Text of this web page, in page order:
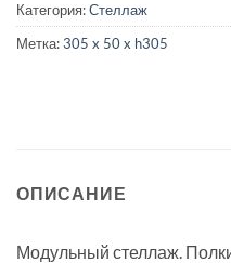
Категория:Стеллаж
Метка:305 x 50 x h305
ОПИСАНИЕ
Модульный стеллаж.